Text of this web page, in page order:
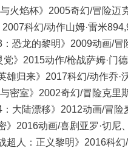
火焰杯》2005奇幻/冒险迈
科幻/动作山姆·雷米
恐龙的黎明》2009动画/冒
》2015动作/枪战萨姆·门
雄归来》2017科幻/动作乔·
密室》2002奇幻/冒险克里
大陆漂移》2012动画/冒险
》2016动画/喜剧亚罗·切尼
超人：正义黎明》2016科